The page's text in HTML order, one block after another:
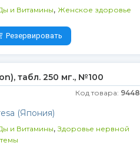
и Витамины, Женское здоровье
Резервировать
табл. 250 мг., №100
Код товара: 9448
(Япония)
и Витамины,Здоровье нервной